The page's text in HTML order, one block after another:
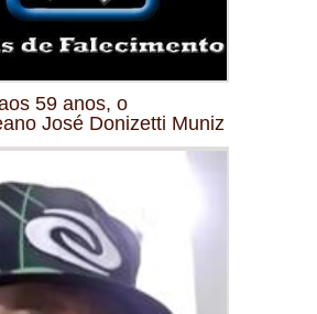
59 anos, o
José Donizetti Muniz